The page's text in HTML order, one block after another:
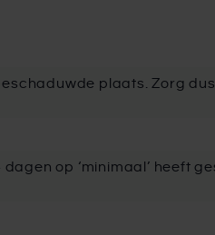
plaats. Zorg
op ‘minimaal’ heeft